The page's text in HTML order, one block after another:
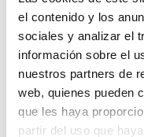
el contenido y los
sociales y analizar el
información sobre el
nuestros partners de
web, quienes pueden
que les haya
partir del uso que
ambos